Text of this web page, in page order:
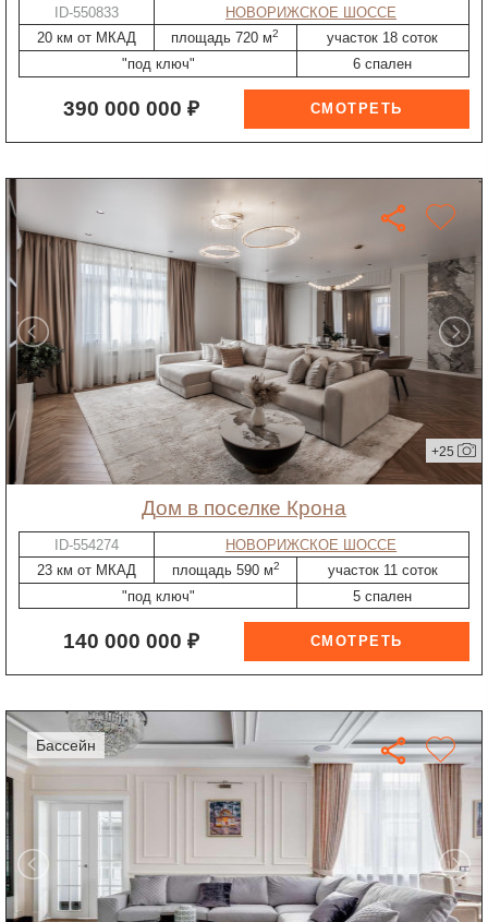
ID-550833
НОВОРИЖСКОЕ ШОССЕ
20 км от МКАД
площадь 720 м2
участок 18 соток
"под ключ"
6 спален
390 000 000 ₽
+25
дом в поселке Крона
ID-554274
НОВОРИЖСКОЕ ШОССЕ
23 км от МКАД
площадь 590 м2
участок 11 соток
"под ключ"
5 спален
140 000 000 ₽
бассейн